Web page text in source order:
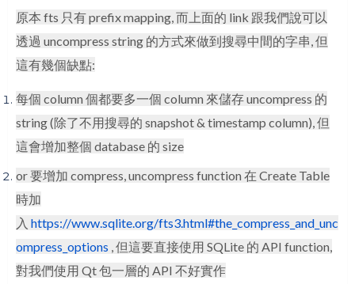
原本 fts 只有 prefix mapping, 而上面的 link 跟我們說可以
透過 uncompress string 的方式來做到搜尋中間的字串, 但
這有幾個缺點:
每個 column 個都要多一個 column 來儲存 uncompress 的
string (除了不用搜尋的 snapshot & timestamp column), 但
這會增加整個 database 的 size
or 要增加 compress, uncompress function 在 Create Table
時加
入 https://www.sqlite.org/fts3.html#the_compress_and_unc
ompress_options , 但這要直接使用 SQLite 的 API function,
對我們使用 Qt 包一層的 API 不好實作